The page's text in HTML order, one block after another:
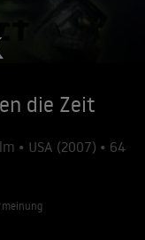
die Zeit
• USA (2007) • 64